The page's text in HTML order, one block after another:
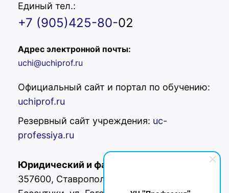
Единый тел.:
+7 (905)425-80-02
Адрес электронной почты:
uchi@uchiprof.ru
Официальный сайт и портал по обучению:
uchiprof.ru
Резервный сайт учреждения: uc-
professiya.ru
Юридический и фактический адрес:
357600, Ставропольский край, г.